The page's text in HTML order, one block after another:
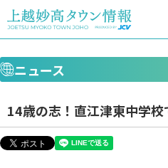
ニュース
14歳の志！直江津東中学校